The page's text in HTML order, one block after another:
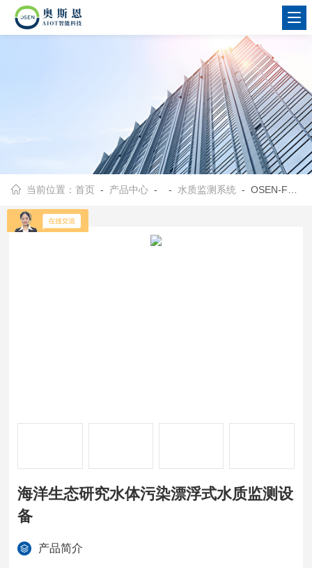
当前位置：首页 - 产品中心 - - 水质监测系统 - OSEN-FB海洋生态研究水体污染漂浮式水质监测设备
海洋生态研究水体污染漂浮式水质监测设
备
产品简介